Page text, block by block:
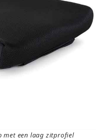
met een laag zitprofiel